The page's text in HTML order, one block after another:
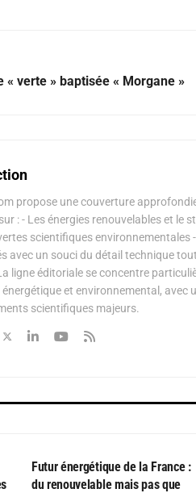
verte » baptisée « Morgane »
propose une couverture
: - Les énergies renouvelables et le
scientifiques
avec un souci du détail technique
ligne éditoriale se concentre
et environnemental,
scientifiques majeurs.
Futur énergétique de la France :
du renouvelable mais pas que